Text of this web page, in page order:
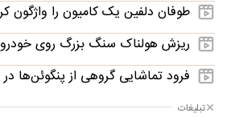
طوفان دلفین یک کامیون را واژگون
ریزش هولناک سنگ بزرگ روی خودرو
فرود تماشایی گروهی از پنگوئن‌ها
تبلیغات